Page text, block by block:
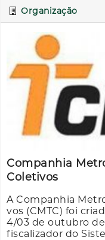
Organização
Companhia
Coletivos
A Companhia
vos (CMTC) foi
4/03 de outubro de
fiscalizador do